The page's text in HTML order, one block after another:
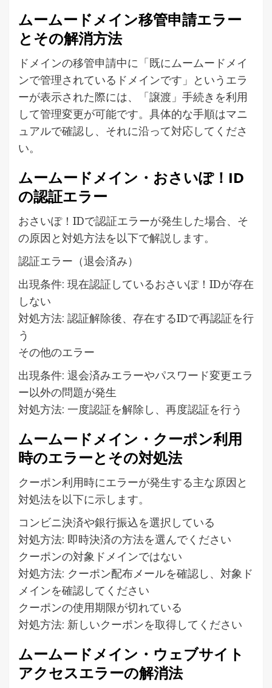
ムームードメイン移管申請エラー
とその解消方法
ドメインの移管申請中に「既にムームードメイ
ンで管理されているドメインです」というエラ
ーが表示された際には、「譲渡」手続きを利用
して管理変更が可能です。具体的な手順はマニ
ュアルで確認し、それに沿って対応してくださ
い。
ムームードメイン・おさいぽ！ID
の認証エラー
おさいぽ！IDで認証エラーが発生した場合、そ
の原因と対処方法を以下で解説します。
認証エラー（退会済み）
出現条件: 現在認証しているおさいぽ！IDが存在
しない
対処方法: 認証解除後、存在するIDで再認証を行
う
その他のエラー
出現条件: 退会済みエラーやパスワード変更エラ
ー以外の問題が発生
対処方法: 一度認証を解除し、再度認証を行う
ムームードメイン・クーポン利用
時のエラーとその対処法
クーポン利用時にエラーが発生する主な原因と
対処法を以下に示します。
コンビニ決済や銀行振込を選択している
対処方法: 即時決済の方法を選んでください
クーポンの対象ドメインではない
対処方法: クーポン配布メールを確認し、対象ド
メインを確認してください
クーポンの使用期限が切れている
対処方法: 新しいクーポンを取得してください
ムームードメイン・ウェブサイト
アクセスエラーの解消法